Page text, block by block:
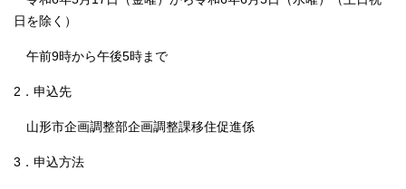
日を除く）
午前9時から午後5時まで
2．申込先
山形市企画調整部企画調整課移住促進係
3．申込方法